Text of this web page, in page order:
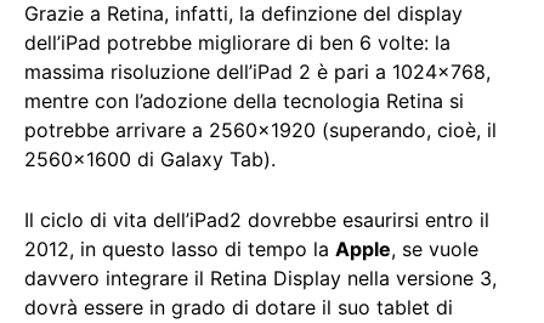
Grazie a Retina, infatti, la definzione del display
dell’iPad potrebbe migliorare di ben 6 volte: la
massima risoluzione dell’iPad 2 è pari a 1024×768,
mentre con l’adozione della tecnologia Retina si
potrebbe arrivare a 2560×1920 (superando, cioè, il
2560×1600 di Galaxy Tab).
Il ciclo di vita dell’iPad2 dovrebbe esaurirsi entro il
2012, in questo lasso di tempo la Apple, se vuole
davvero integrare il Retina Display nella versione 3,
dovrà essere in grado di dotare il suo tablet di